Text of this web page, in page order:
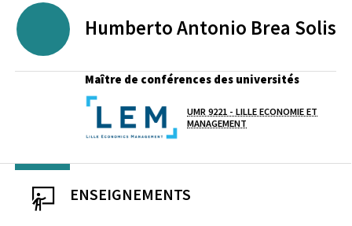
Humberto Antonio Brea Solis
Maître de conférences des universités
UMR 9221 - LILLE ECONOMIE ET
MANAGEMENT
ENSEIGNEMENTS